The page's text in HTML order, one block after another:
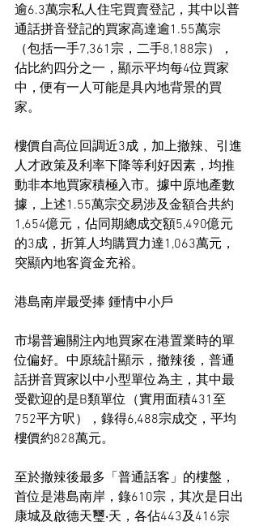
逾6.3萬宗私人住宅買賣登記，其中以普
通話拼音登記的買家高達逾1.55萬宗
（包括一手7,361宗，二手8,188宗），
佔比約四分之一，顯示平均每4位買家
中，便有一人可能是具內地背景的買
家。
樓價自高位回調近3成，加上撤辣、引進
人才政策及利率下降等利好因素，均推
動非本地買家積極入市。據中原地產數
據，上述1.55萬宗交易涉及金額合共約
1,654億元，佔同期總成交額5,490億元
的3成，折算人均購買力達1,063萬元，
突顯內地客資金充裕。
港島南岸最受捧 鍾情中小戶
市場普遍關注內地買家在港置業時的單
位偏好。中原統計顯示，撤辣後，普通
話拼音買家以中小型單位為主，其中最
受歡迎的是B類單位（實用面積431至
752平方呎），錄得6,488宗成交，平均
樓價約828萬元。
至於撤辣後最多「普通話客」的樓盤，
首位是港島南岸，錄610宗，其次是日出
康城及啟德天璽‧天，各佔443及416宗